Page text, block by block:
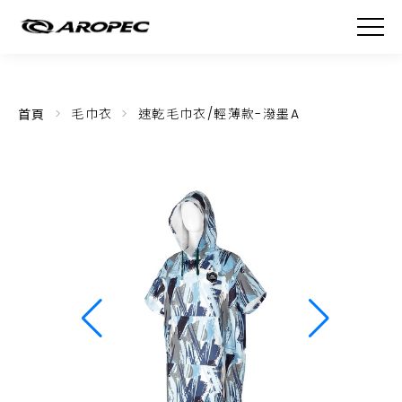
首頁 毛巾衣 速乾毛巾衣/輕薄款-潑墨A